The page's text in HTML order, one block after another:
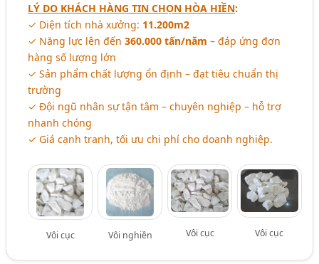
LÝ DO KHÁCH HÀNG TIN CHỌN HÒA HIỀN:
✓ Diện tích nhà xưởng: 11.200m2
✓ Năng lực lên đến360.000 tấn/năm – đáp ứng đơn
hàng số lượng lớn
✓ Sản phẩm chất lượng ổn định – đạt tiêu chuẩn thị
trường
✓ Đội ngũ nhân sự tận tâm – chuyên nghiệp – hỗ trợ
nhanh chóng
✓ Giá cạnh tranh, tối ưu chi phí cho doanh nghiệp.
Vôi cục Vôi nghiền Vôi cục Vôi cục